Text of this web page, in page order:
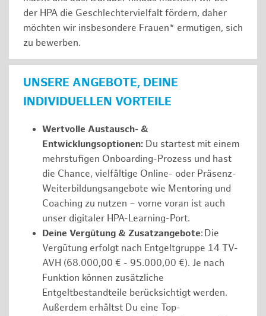
der HPA die Geschlechtervielfalt fördern, daher
möchten wir insbesondere Frauen* ermutigen, sich
zu bewerben.
UNSERE ANGEBOTE, DEINE
INDIVIDUELLEN VORTEILE
Wertvolle Austausch- &
Entwicklungsoptionen: Du startest mit einem
mehrstufigen Onboarding-Prozess und hast
die Chance, vielfältige Online- oder Präsenz-
Weiterbildungsangebote wie Mentoring und
Coaching zu nutzen – vorne voran ist auch
unser digitaler HPA-Learning-Port.
Deine Vergütung & Zusatzangebote: Die
Vergütung erfolgt nach Entgeltgruppe 14 TV-
AVH (68.000,00 € - 95.000,00 €). Je nach
Funktion können zusätzliche
Entgeltbestandteile berücksichtigt werden.
Außerdem erhältst Du eine Top-